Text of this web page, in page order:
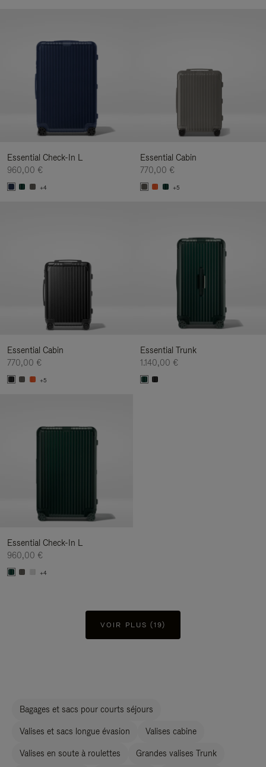
Essential Check-In L
960,00 €
+4
Essential Cabin
770,00 €
+5
Essential Cabin
770,00 €
+5
Essential Trunk
1.140,00 €
Essential Check-In L
960,00 €
+4
VOIR PLUS (19)
Bagages et sacs pour courts séjours
Valises et sacs longue évasion Valises cabine
Valises en soute à roulettes Grandes valises Trunk